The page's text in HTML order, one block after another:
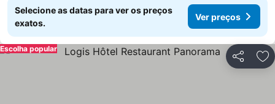
Selecione as datas para ver os preços
exatos.
Ver preços
Partilhar
Escolha popular